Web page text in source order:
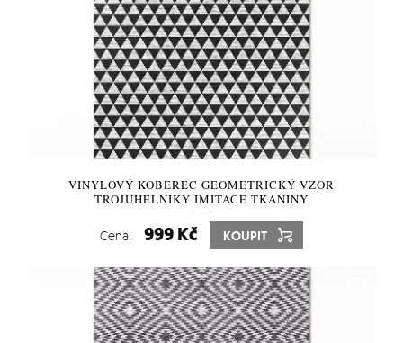
VINYLOVÝ KOBEREC GEOMETRICKÝ VZOR
TROJÚHELNÍKY IMITACE TKANINY
Cena: 999 Kč KOUPIT